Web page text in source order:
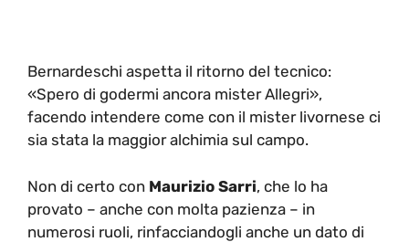
Bernardeschi aspetta il ritorno del tecnico:
«Spero di godermi ancora mister Allegri»,
facendo intendere come con il mister livornese ci
sia stata la maggior alchimia sul campo.
Non di certo con Maurizio Sarri, che lo ha
provato – anche con molta pazienza – in
numerosi ruoli, rinfacciandogli anche un dato di